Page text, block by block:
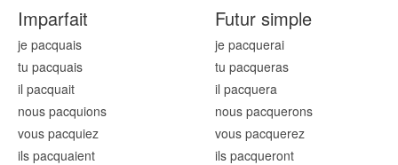
Imparfait
je pacquais
tu pacquais
il pacquait
nous pacquions
vous pacquiez
ils pacquaient
Futur simple
je pacquerai
tu pacqueras
il pacquera
nous pacquerons
vous pacquerez
ils pacqueront